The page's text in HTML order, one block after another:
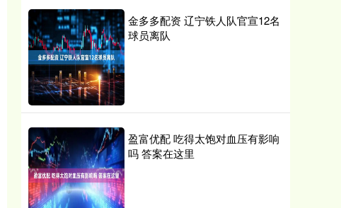
金多多配资 辽宁铁人队官宣12名
球员离队
盈富优配 吃得太饱对血压有影响
吗 答案在这里